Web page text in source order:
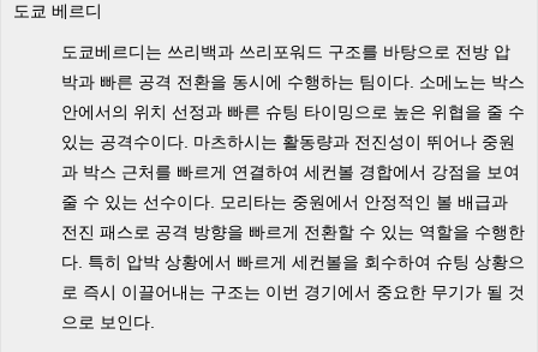
도쿄 베르디
도쿄베르디는 쓰리백과 쓰리포워드 구조를 바탕으로 전방 압
박과 빠른 공격 전환을 동시에 수행하는 팀이다. 소메노는 박스
안에서의 위치 선정과 빠른 슈팅 타이밍으로 높은 위협을 줄 수
있는 공격수이다. 마츠하시는 활동량과 전진성이 뛰어나 중원
과 박스 근처를 빠르게 연결하여 세컨볼 경합에서 강점을 보여
줄 수 있는 선수이다. 모리타는 중원에서 안정적인 볼 배급과
전진 패스로 공격 방향을 빠르게 전환할 수 있는 역할을 수행한
다. 특히 압박 상황에서 빠르게 세컨볼을 회수하여 슈팅 상황으
로 즉시 이끌어내는 구조는 이번 경기에서 중요한 무기가 될 것
으로 보인다.